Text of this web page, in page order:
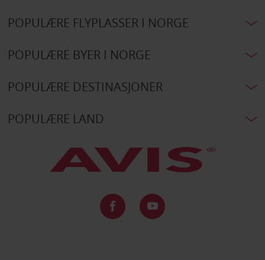
POPULÆRE FLYPLASSER I NORGE
POPULÆRE BYER I NORGE
POPULÆRE DESTINASJONER
POPULÆRE LAND